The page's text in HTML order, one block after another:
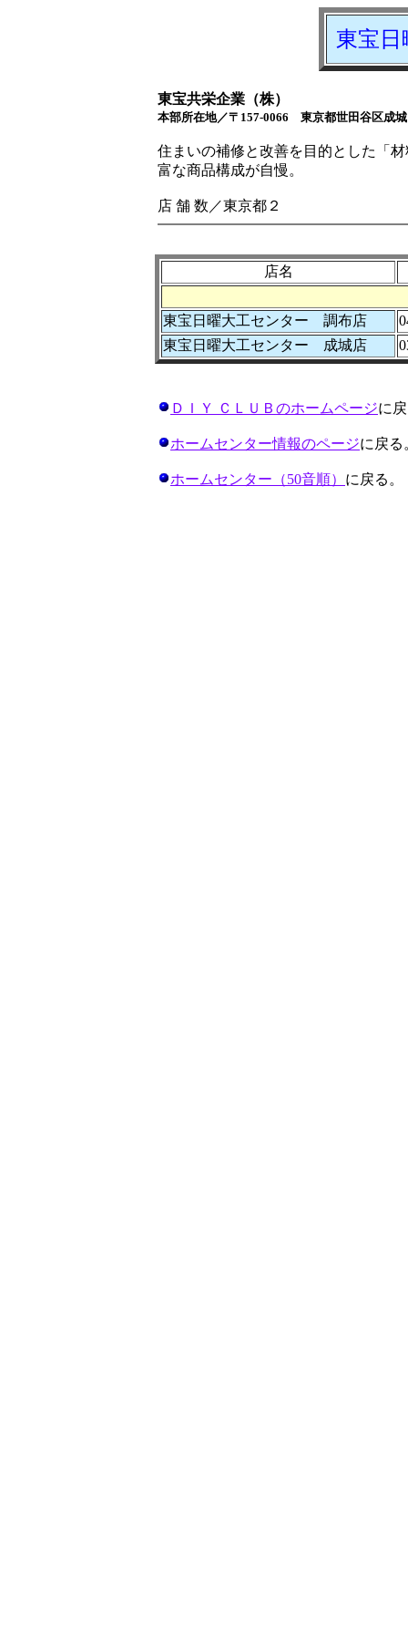
東宝
東宝共栄企業（株）
本部所在地／〒157-0066 東京都世田谷区成
住まいの補修と改善を目的とした「
富な商品構成が自慢。
店 舗 数／東京都２
店名
東宝日曜大工センター 調布店
東宝日曜大工センター 成城店
ＤＩＹ ＣＬＵＢのホームページに
ホームセンター情報のページに戻る
ホームセンター（50音順） に戻る。